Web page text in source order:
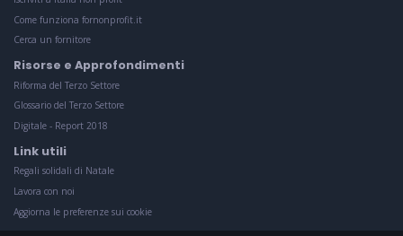
Come funziona fornonprofit.it
Cerca un fornitore
Risorse e Approfondimenti
Riforma del Terzo Settore
Glossario del Terzo Settore
Digitale - Report 2018
Link utili
Regali solidali di Natale
Lavora con noi
Aggiorna le preferenze sui cookie